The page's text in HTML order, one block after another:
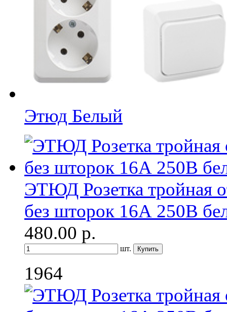
Этюд Белый
ЭТЮД Розетка тройная
без шторок 16А 250B
480.00 р.
шт.
1964